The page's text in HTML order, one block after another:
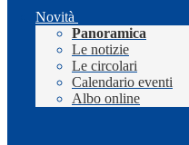
Novità
Panoramica
Le notizie
Le circolari
Calendario eventi
Albo online